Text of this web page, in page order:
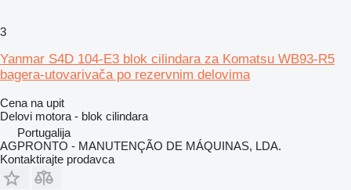
3
Yanmar S4D 104-E3 blok cilindara za Komatsu WB93-R5
bagera-utovarivača po rezervnim delovima
Cena na upit
Delovi motora - blok cilindara
Portugalija
AGPRONTO - MANUTENÇÃO DE MÁQUINAS, LDA.
Kontaktirajte prodavca